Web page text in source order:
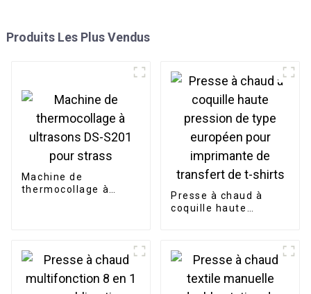
Produits Les Plus Vendus
Machine de
thermocollage à
Presse à chaud à
coquille haute
transfert de t-shirts